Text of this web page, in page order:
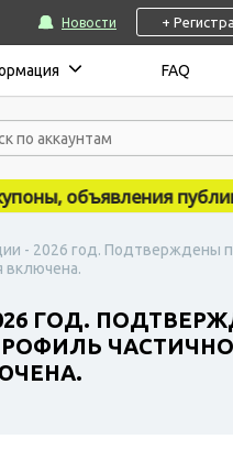
Новости +
FAQ
объявления
- 2026 год. Подтверждены
включена.
ГОД.